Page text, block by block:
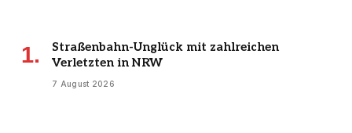
Straßenbahn-Unglück mit zahlreichen
Verletzten in NRW
7 August 2026